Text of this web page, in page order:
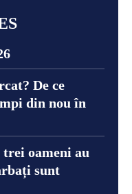
De ce
din nou în
oameni au
sunt